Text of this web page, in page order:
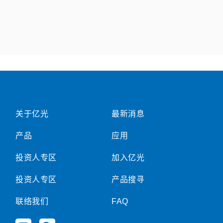
关于亿光
产品
投资人专区
投资人专区
联络我们
最新消息
应用
加入亿光
产品搜寻
FAQ